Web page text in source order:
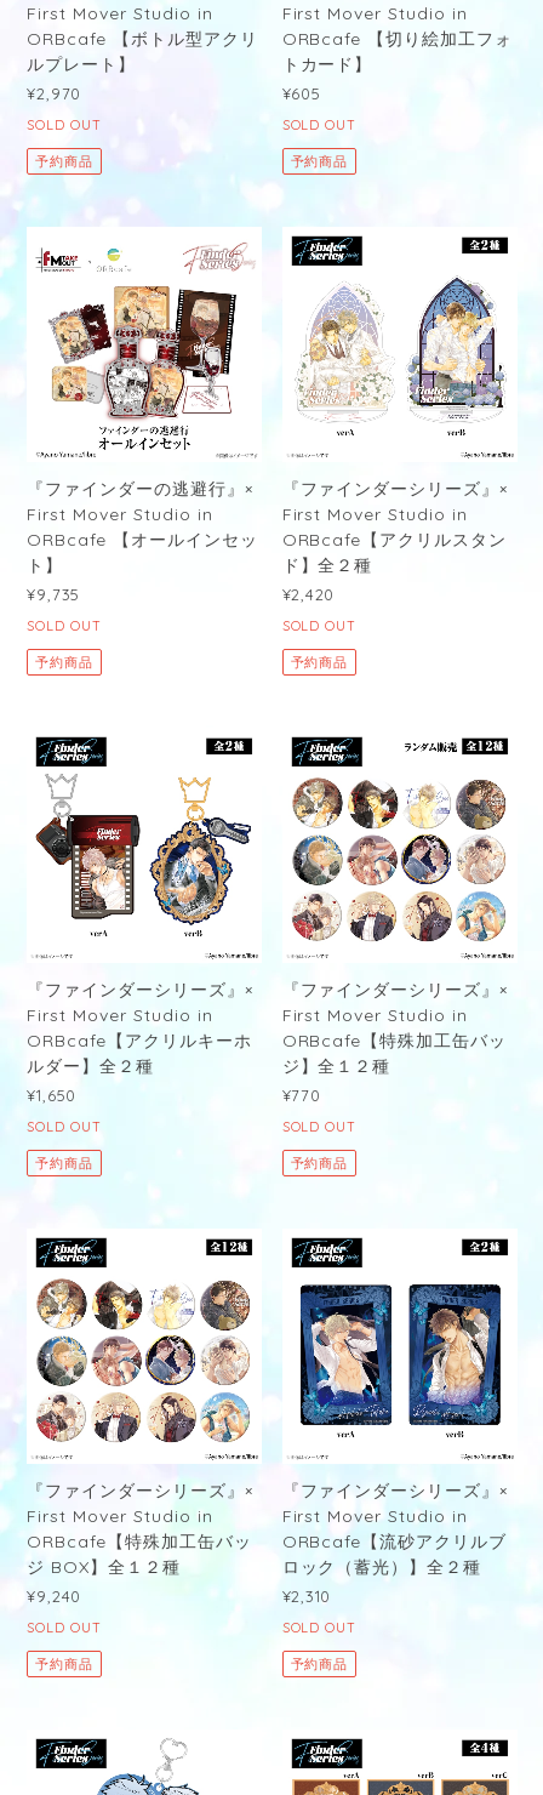
First Mover Studio in
ORBcafe 【ボトル型アクリ
ルプレート】
¥2,970
SOLD OUT
予約商品
First Mover Studio in
ORBcafe 【切り絵加工フォ
トカード】
¥605
SOLD OUT
予約商品
『ファインダーの逃避行』×
First Mover Studio in
ORBcafe 【オールインセッ
ト】
¥9,735
SOLD OUT
予約商品
『ファインダーシリーズ』×
First Mover Studio in
ORBcafe【アクリルスタン
ド】全２種
¥2,420
SOLD OUT
予約商品
『ファインダーシリーズ』×
First Mover Studio in
ORBcafe【アクリルキーホ
ルダー】全２種
¥1,650
SOLD OUT
予約商品
『ファインダーシリーズ』×
First Mover Studio in
ORBcafe【特殊加工缶バッ
ジ】全１２種
¥770
SOLD OUT
予約商品
『ファインダーシリーズ』×
First Mover Studio in
ORBcafe【特殊加工缶バッ
ジ BOX】全１２種
¥9,240
SOLD OUT
予約商品
『ファインダーシリーズ』×
First Mover Studio in
ORBcafe【流砂アクリルブ
ロック（蓄光）】全２種
¥2,310
SOLD OUT
予約商品